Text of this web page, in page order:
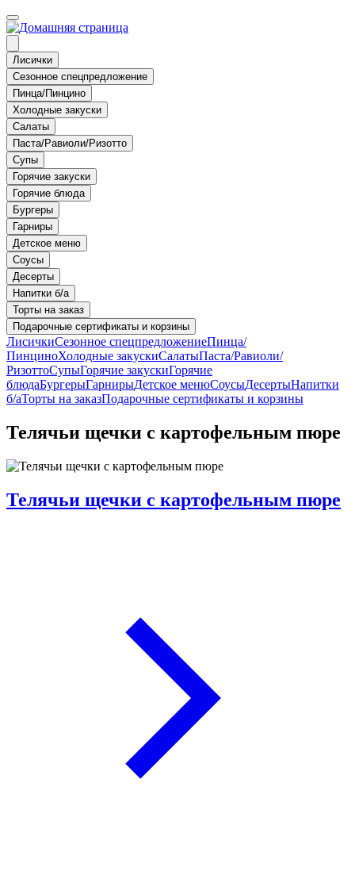
Лисички
Сезонное спецпредложение
Пинца/Пинцино
Холодные закуски
Салаты
Паста/Равиоли/Ризотто
Супы
Горячие закуски
Горячие блюда
Бургеры
Гарниры
Детское меню
Соусы
Десерты
Напитки б/а
Торты на заказ
Подарочные сертификаты и корзины
ЛисичкиСезонное спецпредложениеПинца/
ПинциноХолодные закускиСалатыПаста/Равиоли/
РизоттоСупыГорячие закускиГорячие
блюдаБургерыГарнирыДетское менюСоусыДесертыНапитки
б/аТорты на заказПодарочные сертификаты и корзины
Телячьи щечки с картофельным пюре
Телячьи щечки с картофельным пюре